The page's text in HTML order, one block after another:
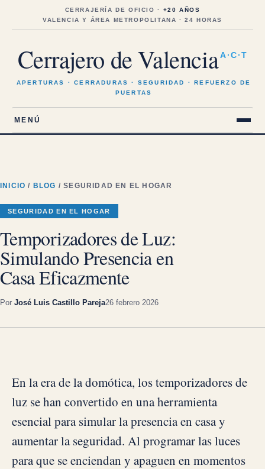
CERRAJERÍA DE OFICIO · +20 AÑOS
VALENCIA Y ÁREA METROPOLITANA · 24 HORAS
Cerrajero de Valencia A·C·T
APERTURAS · CERRADURAS · SEGURIDAD · REFUERZO DE
PUERTAS
MENÚ
INICIO / BLOG / SEGURIDAD EN EL HOGAR
SEGURIDAD EN EL HOGAR
Temporizadores de Luz:
Simulando Presencia en
Casa Eficazmente
Por José Luis Castillo Pareja26 febrero 2026
En la era de la domótica, los temporizadores de
luz se han convertido en una herramienta
esencial para simular la presencia en casa y
aumentar la seguridad. Al programar las luces
para que se enciendan y apaguen en momentos